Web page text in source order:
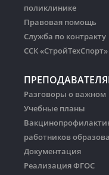
поликлинике
Правовая помощь
Служба по контракту
ССК «СтройТехСпорт»
Разговоры о важном
Учебные планы
работников
Документация
Реализация ФГОС